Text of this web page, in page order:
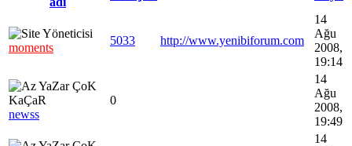
moments
5033 http://www.yenibiforum.com
14
Ağu
2008,
19:14
newss
0
14
Ağu
2008,
19:49
14